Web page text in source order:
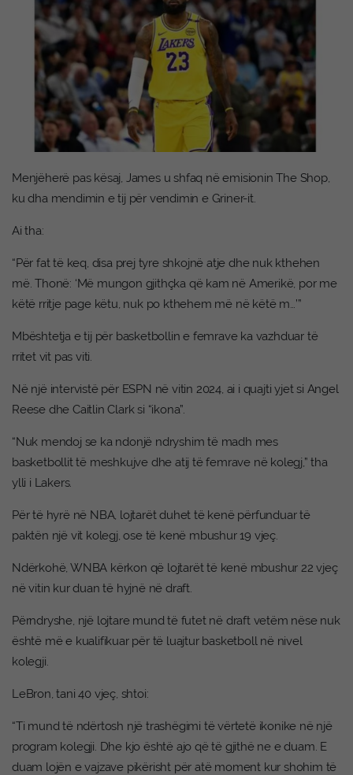
Menjëherë pas kësaj, James u shfaq në emisionin The Shop,
ku dha mendimin e tij për vendimin e Griner-it.
Ai tha:
“Për fat të keq, disa prej tyre shkojnë atje dhe nuk kthehen
më. Thonë: ‘Më mungon gjithçka që kam në Amerikë, por me
këtë rritje page këtu, nuk po kthehem më në këtë m…’”
Mbështetja e tij për basketbollin e femrave ka vazhduar të
rritet vit pas viti.
Në një intervistë për ESPN në vitin 2024, ai i quajti yjet si Angel
Reese dhe Caitlin Clark si “ikona”.
“Nuk mendoj se ka ndonjë ndryshim të madh mes
basketbollit të meshkujve dhe atij të femrave në kolegj,” tha
ylli i Lakers.
Për të hyrë në NBA, lojtarët duhet të kenë përfunduar të
paktën një vit kolegj, ose të kenë mbushur 19 vjeç.
Ndërkohë, WNBA kërkon që lojtarët të kenë mbushur 22 vjeç
në vitin kur duan të hyjnë në draft.
Përndryshe, një lojtare mund të futet në draft vetëm nëse nuk
është më e kualifikuar për të luajtur basketboll në nivel
kolegji.
LeBron, tani 40 vjeç, shtoi:
“Ti mund të ndërtosh një trashëgimi të vërtetë ikonike në një
program kolegji. Dhe kjo është ajo që të gjithë ne e duam. E
duam lojën e vajzave pikërisht për atë moment kur shohim të